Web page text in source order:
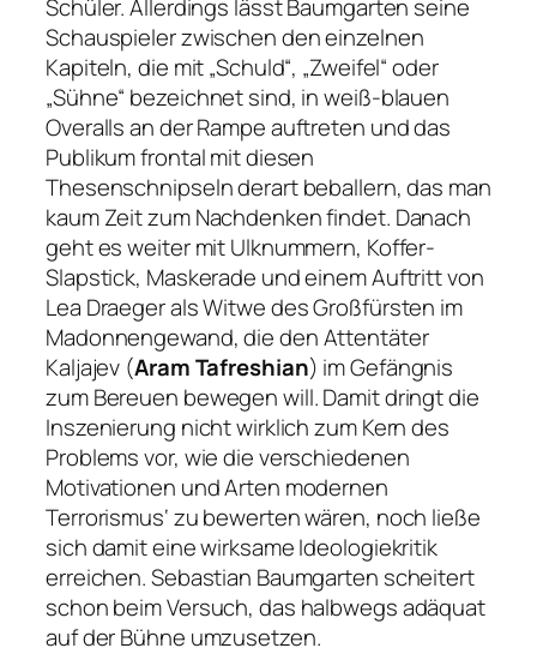
Schüler. Allerdings lässt Baumgarten seine
Schauspieler zwischen den einzelnen
Kapiteln, die mit „Schuld“, „Zweifel“ oder
„Sühne“ bezeichnet sind, in weiß-blauen
Overalls an der Rampe auftreten und das
Publikum frontal mit diesen
Thesenschnipseln derart beballern, das man
kaum Zeit zum Nachdenken findet. Danach
geht es weiter mit Ulknummern, Koffer-
Slapstick, Maskerade und einem Auftritt von
Lea Draeger als Witwe des Großfürsten im
Madonnengewand, die den Attentäter
Kaljajev (Aram Tafreshian) im Gefängnis
zum Bereuen bewegen will. Damit dringt die
Inszenierung nicht wirklich zum Kern des
Problems vor, wie die verschiedenen
Motivationen und Arten modernen
Terrorismus‘ zu bewerten wären, noch ließe
sich damit eine wirksame Ideologiekritik
erreichen. Sebastian Baumgarten scheitert
schon beim Versuch, das halbwegs adäquat
auf der Bühne umzusetzen.